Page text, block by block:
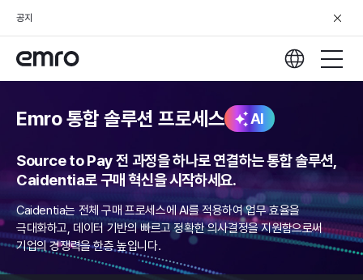
공지
Emro 통합 솔루션 프로세스 AI
Source to Pay 전 과정을 하나로 연결하는 통합 솔루션,
Caidentia로 구매 혁신을 시작하세요.
Caidentia는 전체 구매 프로세스에 AI를 적용하여 업무 효율을
극대화하고, 데이터 기반의 빠르고 정확한 의사결정을 지원함으로써
기업의 경쟁력을 한층 높입니다.